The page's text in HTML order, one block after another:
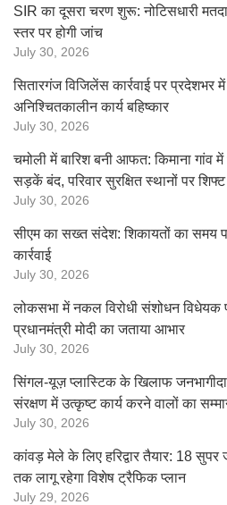
SIR का दूसरा चरण शुरू: नोटिसधारी
स्तर पर होगी जांच
July 30, 2026
सितारगंज विजिलेंस कार्रवाई पर प्रदेशभर में
अनिश्चितकालीन कार्य बहिष्कार
July 30, 2026
चमोली में बारिश बनी आफत: किमाना
सड़कें बंद, परिवार सुरक्षित स्थानों पर शिफ्ट
July 30, 2026
सीएम का सख्त संदेश: शिकायतों का समय
कार्रवाई
July 30, 2026
लोकसभा में नकल विरोधी संशोधन विधेयक
प्रधानमंत्री मोदी का जताया आभार
July 30, 2026
सिंगल-यूज़ प्लास्टिक के खिलाफ
संरक्षण में उत्कृष्ट कार्य करने वालों का
July 30, 2026
कांवड़ मेले के लिए हरिद्वार तैयार: 18 सुपर
तक लागू रहेगा विशेष ट्रैफिक प्लान
July 29, 2026